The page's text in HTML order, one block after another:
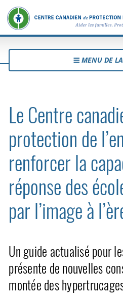
MENU DE
Le Centre
protection de
renforcer la
réponse des
par l’image à
Un guide actualisé pour
présente de nouvelles
montée des